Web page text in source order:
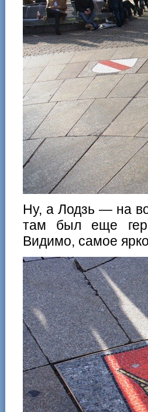
Ну, а Лодзь — на
там был еще
Видимо, самое